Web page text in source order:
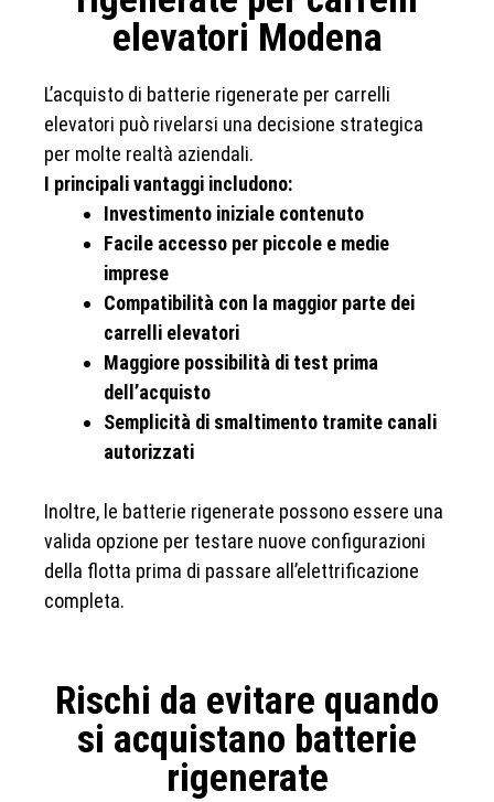
elevatori Modena
L’acquisto di batterie rigenerate per carrelli
elevatori può rivelarsi una decisione strategica
per molte realtà aziendali.
I principali vantaggi includono:
Investimento iniziale contenuto
Facile accesso per piccole e medie
imprese
Compatibilità con la maggior parte dei
carrelli elevatori
Maggiore possibilità di test prima
dell’acquisto
Semplicità di smaltimento tramite canali
autorizzati
Inoltre, le batterie rigenerate possono essere una
valida opzione per testare nuove configurazioni
della flotta prima di passare all’elettrificazione
completa.
Rischi da evitare quando
si acquistano batterie
rigenerate